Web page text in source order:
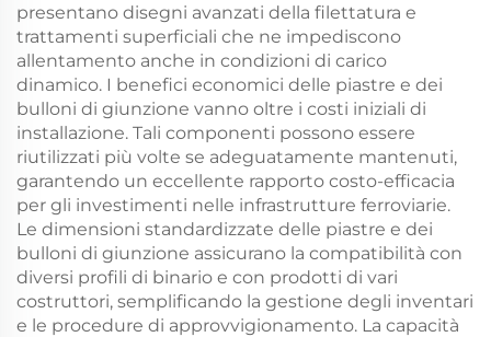
presentano disegni avanzati della filettatura e
trattamenti superficiali che ne impediscono
allentamento anche in condizioni di carico
dinamico. I benefici economici delle piastre e dei
bulloni di giunzione vanno oltre i costi iniziali di
installazione. Tali componenti possono essere
riutilizzati più volte se adeguatamente mantenuti,
garantendo un eccellente rapporto costo-efficacia
per gli investimenti nelle infrastrutture ferroviarie.
Le dimensioni standardizzate delle piastre e dei
bulloni di giunzione assicurano la compatibilità con
diversi profili di binario e con prodotti di vari
costruttori, semplificando la gestione degli inventari
e le procedure di approvvigionamento. La capacità